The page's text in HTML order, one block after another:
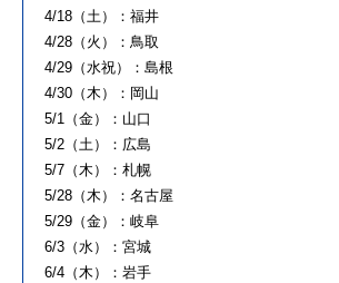
4/18（土）：福井
4/28（火）：鳥取
4/29（水祝）：島根
4/30（木）：岡山
5/1（金）：山口
5/2（土）：広島
5/7（木）：札幌
5/28（木）：名古屋
5/29（金）：岐阜
6/3（水）：宮城
6/4（木）：岩手